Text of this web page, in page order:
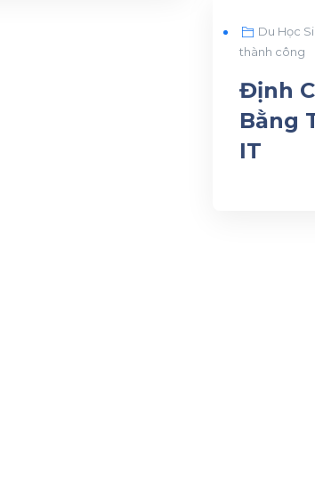
Du Học
thành công
Định
Bằng
IT